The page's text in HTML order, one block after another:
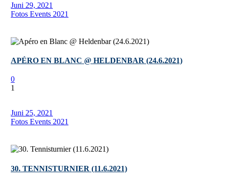
Juni 29, 2021
Fotos Events 2021
APÉRO EN BLANC @ HELDENBAR (24.6.2021)
0
1
Juni 25, 2021
Fotos Events 2021
30. TENNISTURNIER (11.6.2021)